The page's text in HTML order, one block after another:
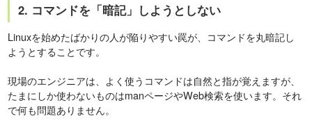
2. コマンドを「暗記」しようとしない
Linuxを始めたばかりの人が陥りやすい罠が、コマンドを丸暗記し
ようとすることです。
現場のエンジニアは、よく使うコマンドは自然と指が覚えますが、
たまにしか使わないものはmanページやWeb検索を使います。それ
で何も問題ありません。